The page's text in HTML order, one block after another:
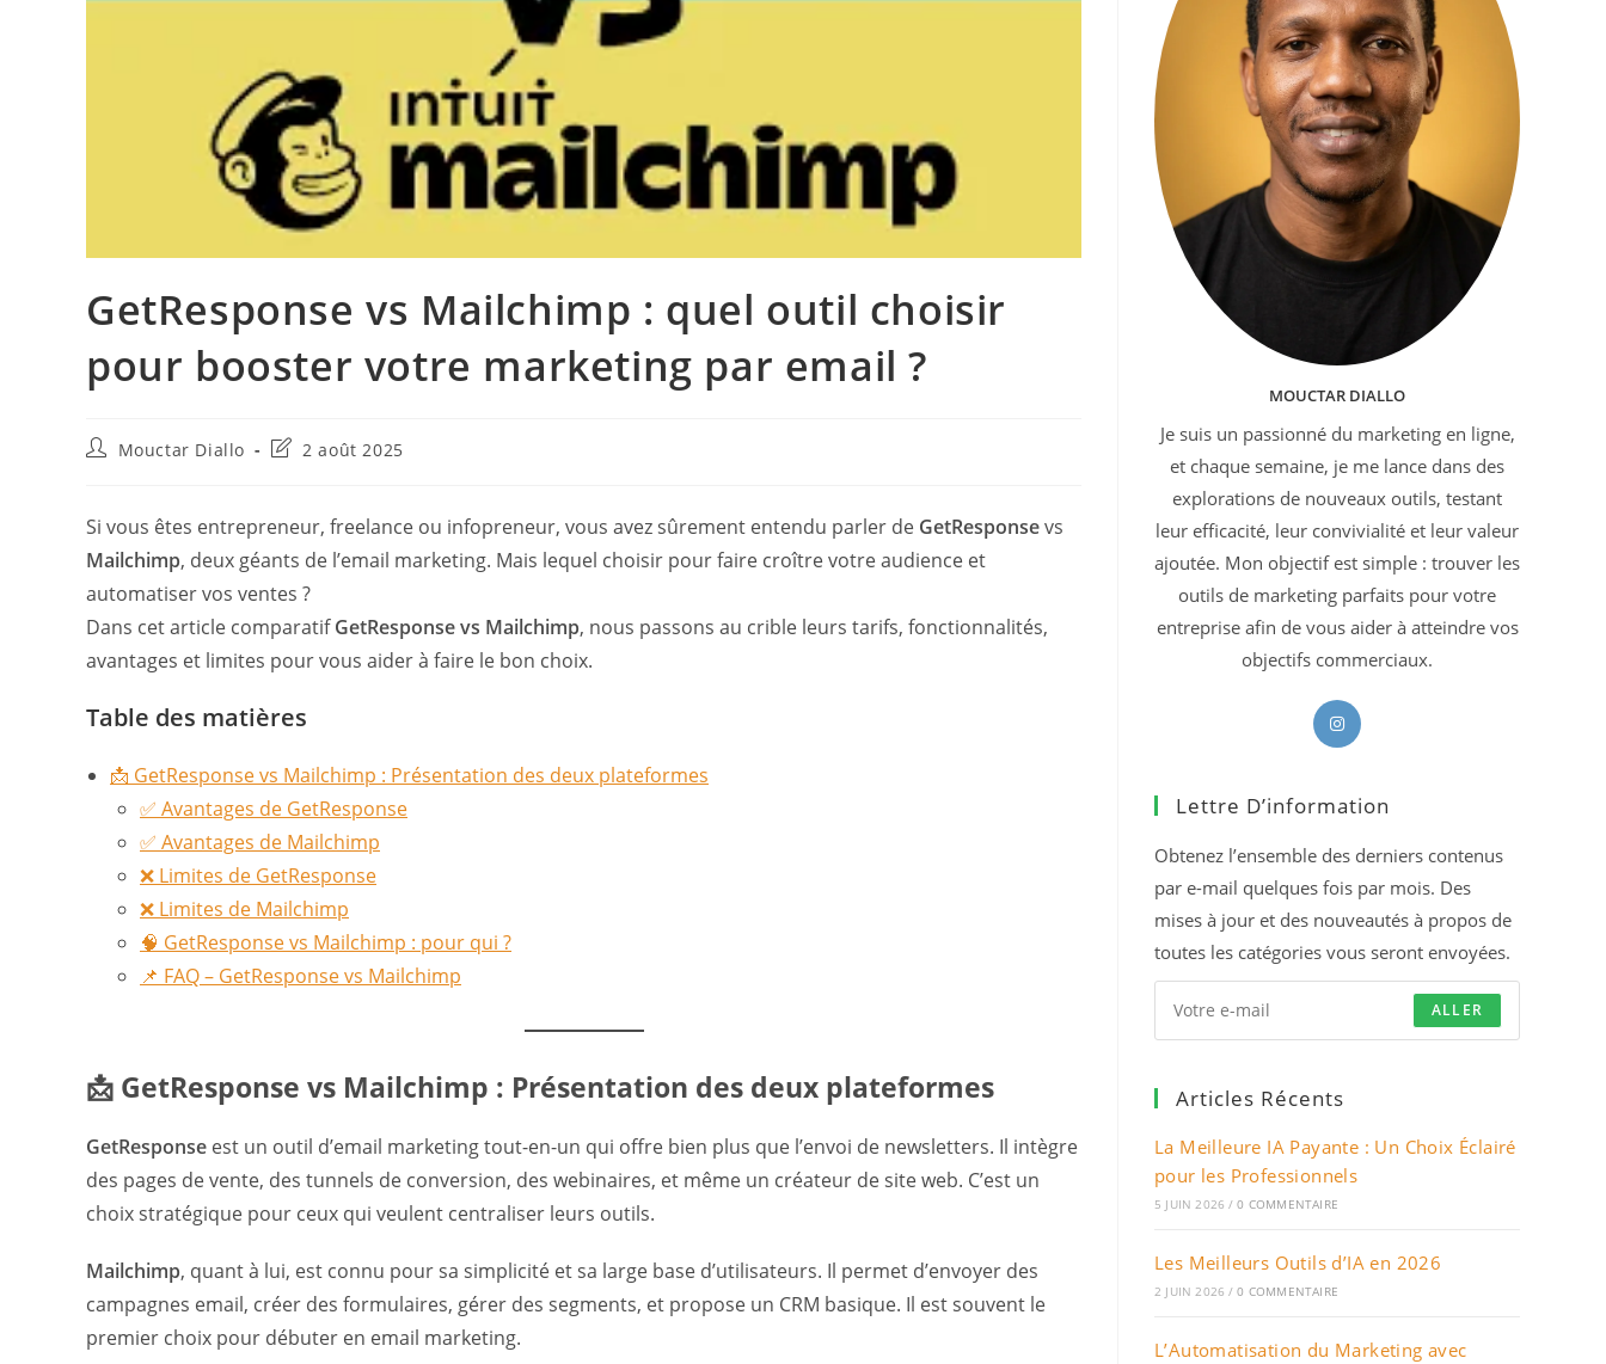
GetResponse vs Mailchimp : quel outil choisir
pour booster votre marketing par email ?
Auteur/autrice
publication :
Mouctar Diallo
Dernière
publication :
2 août 2025
Si vous êtes entrepreneur, freelance ou infopreneur, vous avez sûrement entendu parler de GetResponsevs
Mailchimp, deux géants de l’email marketing. Mais lequel choisir pour faire croître votre audience et
automatiser vos ventes ?
Dans cet article comparatifGetResponse vs Mailchimp, nous passons au crible leurs tarifs, fonctionnalités,
avantages et limites pour vous aider à faire le bon choix.
Table des matières
📩 GetResponse vs Mailchimp : Présentation des deux plateformes
✅ Avantages de GetResponse
✅ Avantages de Mailchimp
❌ Limites de GetResponse
❌ Limites de Mailchimp
🧠 GetResponse vs Mailchimp : pour qui ?
📌 FAQ – GetResponse vs Mailchimp
📩 GetResponse vs Mailchimp : Présentation des deux plateformes
GetResponse est un outil d’email marketing tout-en-un qui offre bien plus que l’envoi de newsletters. Il intègre
des pages de vente, des tunnels de conversion, des webinaires, et même un créateur de site web. C’est un
choix stratégique pour ceux qui veulent centraliser leurs outils.
Mailchimp, quant à lui, est connu pour sa simplicité et sa large base d’utilisateurs. Il permet d’envoyer des
campagnes email, créer des formulaires, gérer des segments, et propose un CRM basique. Il est souvent le
premier choix pour débuter en email marketing.
MOUCTAR DIALLO
Je suis un passionné du marketing en ligne,
et chaque semaine, je me lance dans des
explorations de nouveaux outils, testant
leur efficacité, leur convivialité et leur valeur
ajoutée. Mon objectif est simple : trouver les
outils de marketing parfaits pour votre
entreprise afin de vous aider à atteindre vos
objectifs commerciaux.
S’ouvre
nouvel
Lettre D’information
Obtenez l’ensemble des derniers contenus
par e-mail quelques fois par mois. Des
mises à jour et des nouveautés à propos de
toutes les catégories vous seront envoyées.
ALLER
Articles Récents
La Meilleure IA Payante : Un Choix Éclairé
pour les Professionnels
5 JUIN 2026 / 0 COMMENTAIRE
Les Meilleurs Outils d’IA en 2026
2 JUIN 2026 / 0 COMMENTAIRE
L’Automatisation du Marketing avec